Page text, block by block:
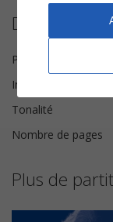
Détails de
Paroles et Musique
Instrumentation
Tonalité
Nombre de pages
Plus de